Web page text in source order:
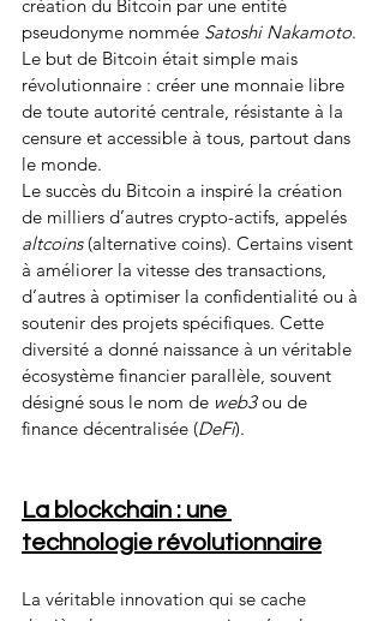
création du Bitcoin par une entité
pseudonyme nommée Satoshi Nakamoto.
Le but de Bitcoin était simple mais
révolutionnaire : créer une monnaie libre
de toute autorité centrale, résistante à la
censure et accessible à tous, partout dans
le monde.
Le succès du Bitcoin a inspiré la création
de milliers d’autres crypto-actifs, appelés
altcoins (alternative coins). Certains visent
à améliorer la vitesse des transactions,
d’autres à optimiser la confidentialité ou à
soutenir des projets spécifiques. Cette
diversité a donné naissance à un véritable
écosystème financier parallèle, souvent
désigné sous le nom de web3 ou de
finance décentralisée (DeFi).
La blockchain : une
technologie révolutionnaire
La véritable innovation qui se cache